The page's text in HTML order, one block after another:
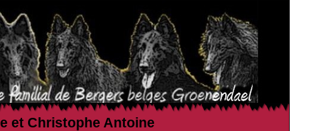
et Christophe Antoine